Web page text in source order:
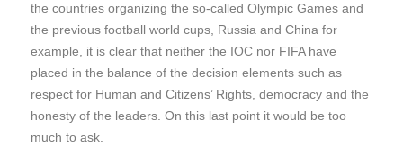
the countries organizing the so-called Olympic Games and
the previous football world cups, Russia and China for
example, it is clear that neither the IOC nor FIFA have
placed in the balance of the decision elements such as
respect for Human and Citizens’ Rights, democracy and the
honesty of the leaders. On this last point it would be too
much to ask.